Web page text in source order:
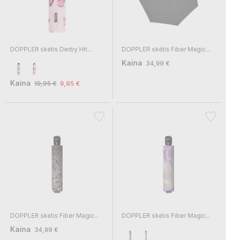
DOPPLER skėtis Derby Hit...
Kaina 19,95 € 9,95 €
DOPPLER skėtis Fiber Magic...
Kaina 34,99 €
DOPPLER skėtis Fiber Magic...
Kaina 34,99 €
DOPPLER skėtis Fiber Magic...